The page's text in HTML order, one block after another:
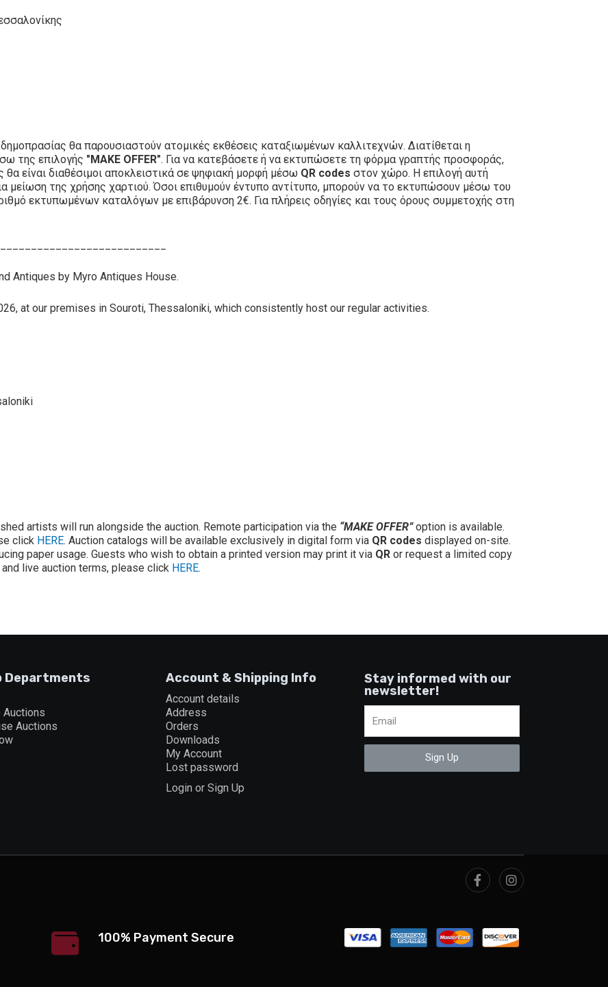
θα παρουσιαστούν ατομικές εκθέσεις καταξιωμένων καλλιτεχνών. Διατίθεται η
της επιλογής "MAKE OFFER". Για να κατεβάσετε ή να εκτυπώσετε τη φόρμα γραπτής προσφοράς,
θα είναι διαθέσιμοι αποκλειστικά σε ψηφιακή μορφή μέσω QR codes στον χώρο. Η επιλογή αυτή
μείωση της χρήσης χαρτιού. Όσοι επιθυμούν έντυπο αντίτυπο, μπορούν να το εκτυπώσουν μέσω του
εκτυπωμένων καταλόγων με επιβάρυνση 2€. Για πλήρεις οδηγίες και τους όρους συμμετοχής στη
Antiques by Myro Antiques House.
at our premises in Souroti, Thessaloniki, which consistently host our regular activities.
artists will run alongside the auction. Remote participation via the “MAKE OFFER”option is available.
click HERE. Auction catalogs will be available exclusively in digital form via QR codes displayed on-site.
paper usage. Guests who wish to obtain a printed version may print it via QR or request a limited copy
live auction terms, please click HERE.
Departments
Auctions
Auctions
Account & Shipping Info
Account details
Address
Orders
Downloads
My Account
Lost password
Login or Sign Up
Stay informed with our
newsletter!
Sign Up
100% Payment Secure